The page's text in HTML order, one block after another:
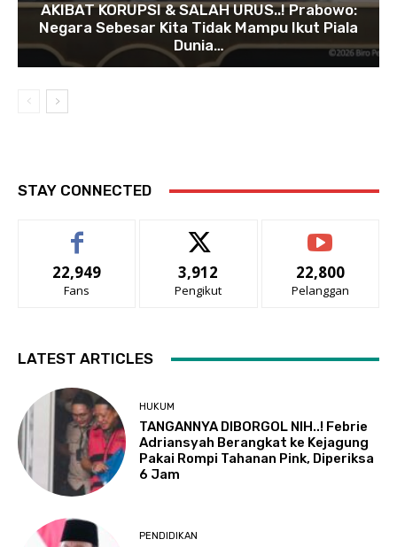
AKIBAT KORUPSI & SALAH URUS..! Prabowo:
Negara Sebesar Kita Tidak Mampu Ikut Piala
Dunia…
STAY CONNECTED
22,949
Fans
3,912
Pengikut
22,800
Pelanggan
LATEST ARTICLES
HUKUM
TANGANNYA DIBORGOL NIH..! Febrie
Adriansyah Berangkat ke Kejagung
Pakai Rompi Tahanan Pink, Diperiksa
6 Jam
PENDIDIKAN